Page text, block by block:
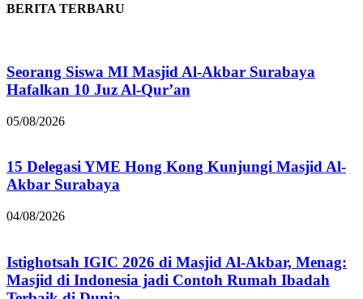
BERITA TERBARU
Seorang Siswa MI Masjid Al-Akbar Surabaya
Hafalkan 10 Juz Al-Qur’an
05/08/2026
15 Delegasi YME Hong Kong Kunjungi Masjid Al-
Akbar Surabaya
04/08/2026
Istighotsah IGIC 2026 di Masjid Al-Akbar, Menag:
Masjid di Indonesia jadi Contoh Rumah Ibadah